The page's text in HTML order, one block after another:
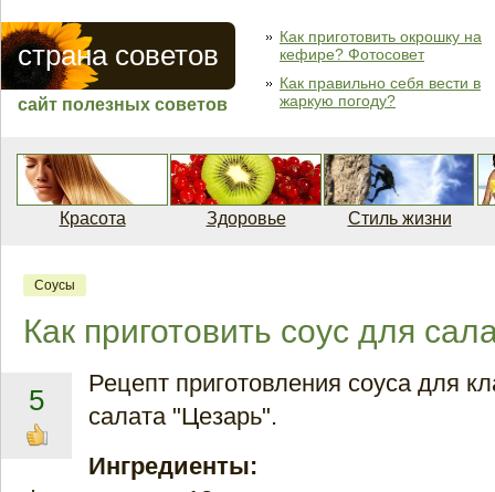
страна советов
сайт полезных советов
Как приготовить окрошку на
кефире? Фотосовет
Как правильно себя вести в
жаркую погоду?
Красота Здоровье Стиль жизни
Соусы
Как приготовить соус для
5
Рецепт приготовления соуса для
салата "Цезарь".
Ингредиенты: